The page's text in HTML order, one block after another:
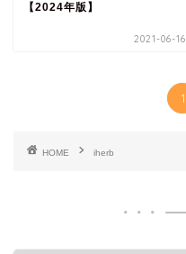
【2024年版】
2021-06-16
1
HOME iherb